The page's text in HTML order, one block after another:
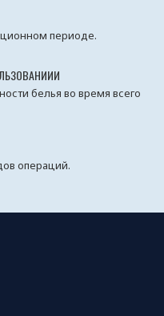
периоде.
белья во время всего
операций.